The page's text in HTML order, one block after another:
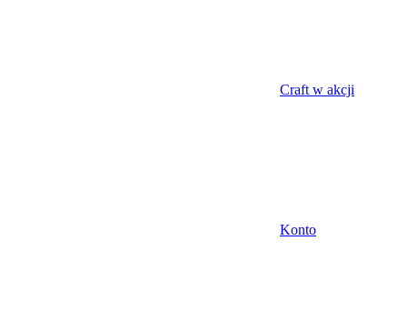
Craft w akcji
Konto